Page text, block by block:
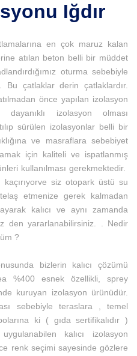
Iğdır
en çok maruz kalan
atılan beton belli bir müddet
oturma sebebiyle
çatlaklar derin çatlaklardır.
önce yapılan izolasyon
izolasyon olması
sürülen izolasyonlar belli bir
ve masraflara sebebiyet
için kaliteli ve ispatlanmış
kullanılması gerekmektedir.
siz otopark üstü su
etmenize gerek kalmadan
kalıcı ve aynı zamanda
den yararlanabilirsiniz. . Nedir
?
bizlerin kalıcı çözümü
%400 esnek özellikli, sprey
kuruyan izolasyon ürünüdür.
sebebiyle teraslara , temel
ki ( gıda sertifikalıdır )
kalıcı izolasyon
renk seçimi sayesinde gözlere